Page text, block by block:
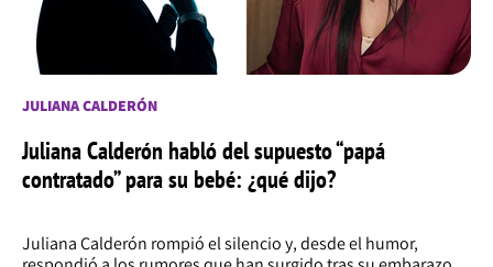
JULIANA CALDERÓN
Juliana Calderón habló del supuesto “papá
contratado” para su bebé: ¿qué dijo?
Juliana Calderón rompió el silencio y, desde el humor,